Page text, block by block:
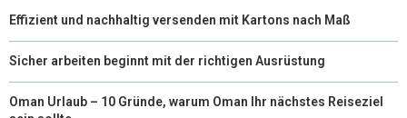
Effizient und nachhaltig versenden mit Kartons nach Maß
Sicher arbeiten beginnt mit der richtigen Ausrüstung
Oman Urlaub – 10 Gründe, warum Oman Ihr nächstes Reiseziel